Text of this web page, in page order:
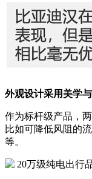
外观设计采用美学
作为标杆级产品，
比如可降低风阻的
等。